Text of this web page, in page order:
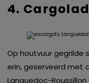
4.
Op houtvuur gegrilde
erin, geserveerd met
Languedoc-